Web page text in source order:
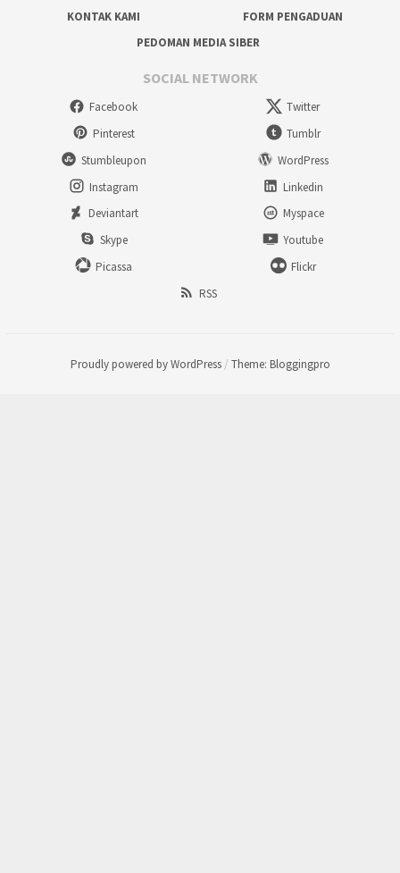
KONTAK KAMI
FORM PENGADUAN
PEDOMAN MEDIA SIBER
SOCIAL NETWORK
Facebook
Twitter
Pinterest
Tumblr
Stumbleupon
WordPress
Instagram
Linkedin
Deviantart
Myspace
Skype
Youtube
Picassa
Flickr
RSS
Proudly powered by WordPress / Theme: Bloggingpro